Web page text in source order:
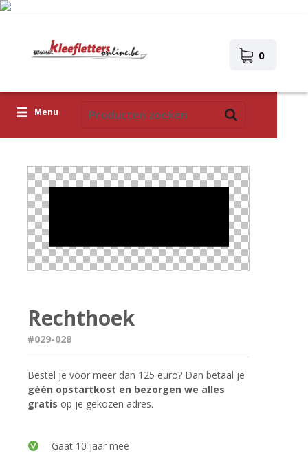
0
Menu
Icoontjes
Corona Covid-19
Rechthoek
#029-028
Bestel je voor meer dan 125 euro? Dan betaal je
géén opstartkost en bezorgen we alles
gratis op je gekozen adres.
Gaat 10 jaar mee